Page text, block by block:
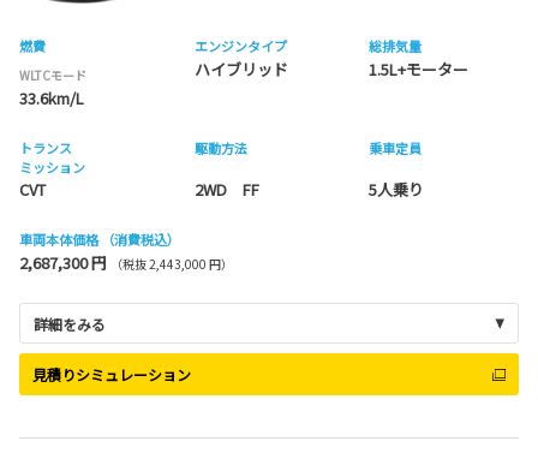
燃費
WLTCモード
33.6km/L
エンジンタイプ
ハイブリッド
総排気量
1.5L+モーター
トランス
ミッション
CVT
駆動方法
2WD FF
乗車定員
5人乗り
車両本体価格 （消費税込）
2,687,300 円 （税抜 2,443,000 円）
詳細をみる
見積りシミュレーション